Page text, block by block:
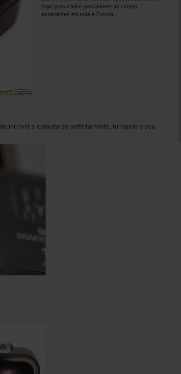
mais procurados pescadores de carpas
experientes em toda a Europa!
incrível e camufla-se perfeitamente, tornando o seu